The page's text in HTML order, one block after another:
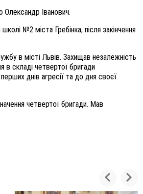
Олександр Іванович.
№2 міста Гребінка, після закінчення
в місті Львів. Захищав незалежність
в складі четвертої бригади
днів агресії та до дня своєї
четвертої бригади. Мав